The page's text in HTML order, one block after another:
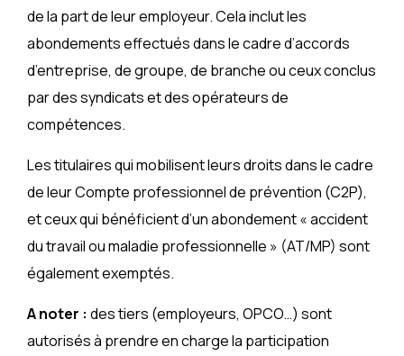
de la part de leur employeur. Cela inclut les
abondements effectués dans le cadre d’accords
d’entreprise, de groupe, de branche ou ceux conclus
par des syndicats et des opérateurs de
compétences.
Les titulaires qui mobilisent leurs droits dans le cadre
de leur Compte professionnel de prévention (C2P),
et ceux qui bénéficient d’un abondement « accident
du travail ou maladie professionnelle » (AT/MP) sont
également exemptés.
A noter : des tiers (employeurs, OPCO…) sont
autorisés à prendre en charge la participation